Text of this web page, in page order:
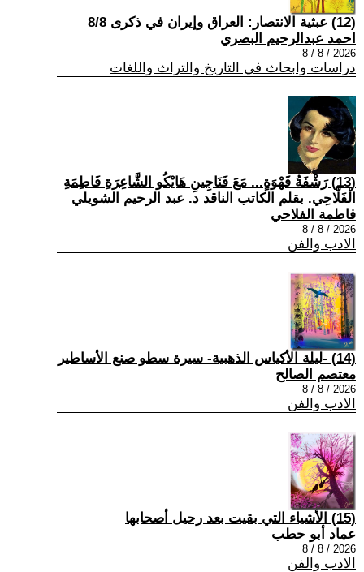
(12) عبثية الانتصار: العراق وإيران في ذكرى 8/8
احمد عبدالرحيم البصري
2026 / 8 / 8
دراسات وابحاث في التاريخ والتراث واللغات
(13) رَشْفَةُ قَهْوَةٍ... مَعَ فَنَاجِينِ هَايْكُو الشَّاعِرَةِ فَاطِمَةِ
الْفَلَّاحِي. بقلم الكاتب الناقد د. عبد الرحيم الشويلي
فاطمة الفلاحي
2026 / 8 / 8
الادب والفن
(14) -ليلة الأكياس الذهبية- سيرة سطو صنع الأساطير
معتصم الصالح
2026 / 8 / 8
الادب والفن
(15) الأشياء التي بقيت بعد رحيل أصحابها
عماد أبو حطب
2026 / 8 / 8
الادب والفن